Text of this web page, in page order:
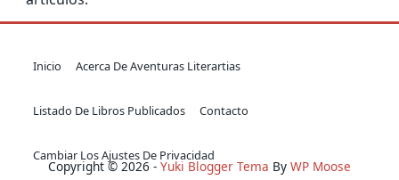
Inicio Acerca De Aventuras Literartias
Listado De Libros Publicados Contacto
Cambiar Los Ajustes De Privacidad
Copyright © 2026 - Yuki Blogger Tema By WP Moose